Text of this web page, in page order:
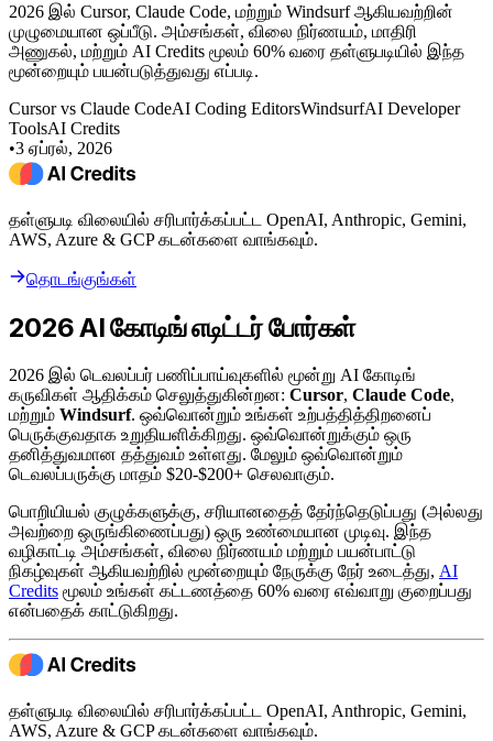
2026 இல் Cursor, Claude Code, மற்றும் Windsurf ஆகியவற்றின்
முழுமையான ஒப்பீடு. அம்சங்கள், விலை நிர்ணயம், மாதிரி
அணுகல், மற்றும் AI Credits மூலம் 60% வரை தள்ளுபடியில் இந்த
மூன்றையும் பயன்படுத்துவது எப்படி.
Cursor vs Claude CodeAI Coding EditorsWindsurfAI Developer
ToolsAI Credits
•3 ஏப்ரல், 2026
தள்ளுபடி விலையில் சரிபார்க்கப்பட்ட OpenAI, Anthropic, Gemini,
AWS, Azure & GCP கடன்களை வாங்கவும்.
தொடங்குங்கள்
2026 AI கோடிங் எடிட்டர் போர்கள்
2026 இல் டெவலப்பர் பணிப்பாய்வுகளில் மூன்று AI கோடிங்
கருவிகள் ஆதிக்கம் செலுத்துகின்றன: Cursor, Claude Code,
மற்றும் Windsurf. ஒவ்வொன்றும் உங்கள் உற்பத்தித்திறனைப்
பெருக்குவதாக உறுதியளிக்கிறது. ஒவ்வொன்றுக்கும் ஒரு
தனித்துவமான தத்துவம் உள்ளது. மேலும் ஒவ்வொன்றும்
டெவலப்பருக்கு மாதம் $20-$200+ செலவாகும்.
பொறியியல் குழுக்களுக்கு, சரியானதைத் தேர்ந்தெடுப்பது (அல்லது
அவற்றை ஒருங்கிணைப்பது) ஒரு உண்மையான முடிவு. இந்த
வழிகாட்டி அம்சங்கள், விலை நிர்ணயம் மற்றும் பயன்பாட்டு
நிகழ்வுகள் ஆகியவற்றில் மூன்றையும் நேருக்கு நேர் உடைத்து, AI
Credits மூலம் உங்கள் கட்டணத்தை 60% வரை எவ்வாறு குறைப்பது
என்பதைக் காட்டுகிறது.
தள்ளுபடி விலையில் சரிபார்க்கப்பட்ட OpenAI, Anthropic, Gemini,
AWS, Azure & GCP கடன்களை வாங்கவும்.